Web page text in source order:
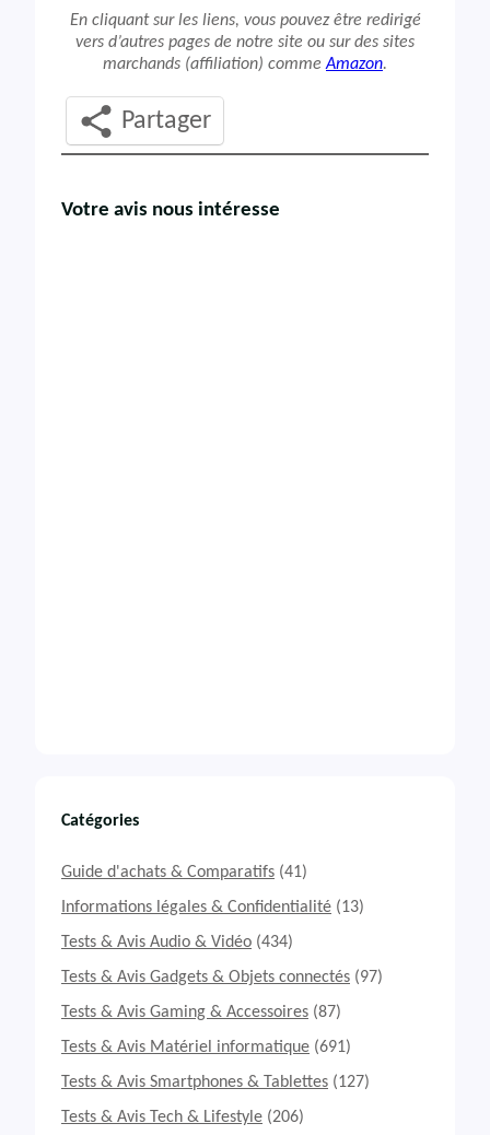
En cliquant sur les liens, vous pouvez être redirigé
vers d’autres pages de notre site ou sur des sites
marchands (affiliation) commeAmazon.
Partager
Votre avis nous intéresse
Catégories
Guide d'achats & Comparatifs (41)
Informations légales & Confidentialité (13)
Tests & Avis Audio & Vidéo (434)
Tests & Avis Gadgets & Objets connectés (97)
Tests & Avis Gaming & Accessoires (87)
Tests & Avis Matériel informatique (691)
Tests & Avis Smartphones & Tablettes (127)
Tests & Avis Tech & Lifestyle (206)